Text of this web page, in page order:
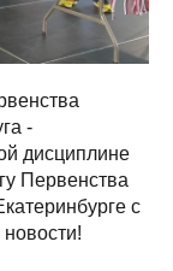
-
дисциплине
Первенства
с